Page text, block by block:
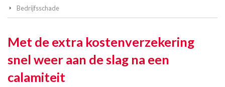
Bedrijfsschade
Met de extra kostenverzekering
snel weer aan de slag na een
calamiteit